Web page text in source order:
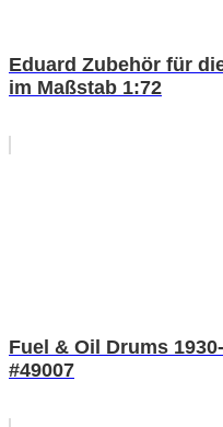
Eduard Zubehör für
im Maßstab 1:72
Fuel & Oil Drums
#49007